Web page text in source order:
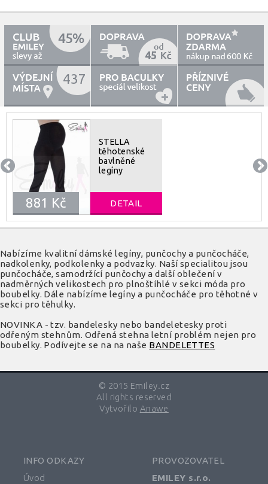
45 600
437
881 Kč
STELLA
těhotenské
bavlněné
legíny
DETAIL
Nabízíme kvalitní dámské legíny, punčochy a punčocháče,
nadkolenky, podkolenky a podvazky. Naší specialitou jsou
punčocháče, samodržící punčochy a další oblečení v
nadměrných velikostech pro plnoštíhlé v sekci móda pro
boubelky. Dále nabízíme legíny a punčocháče pro těhotné v
sekci pro těhulky.
NOVINKA - tzv. bandelesky nebo bandeletesky proti
odřeným stehnům. Odřená stehna letní problém nejen pro
boubelky. Podívejte se na na naše BANDELETTES
© 2015 Emiley.cz
All rights reserved
Vytvořilo Anawe
INFO ODKAZY
Úvod
PROVOZOVATEL
EMILEY s.r.o.